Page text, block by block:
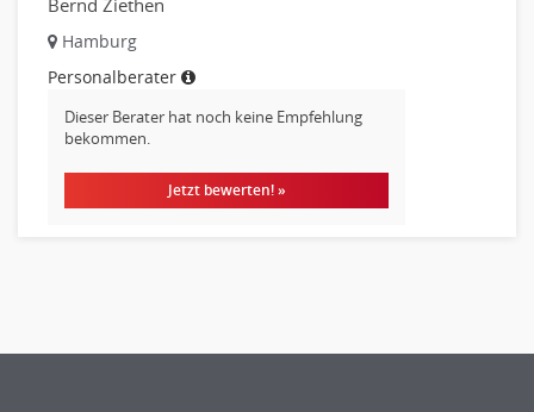
Disposition
Einkauf
Logistik
Fuhrparkmanagement
Lagerlogistik
Einkauf, Materialwirtschaft & Logistik Leitung, Teamleitung
Bernd Ziethen
Hamburg
Personalberater
Dieser Berater hat noch keine Empfehlung
bekommen.
Jetzt bewerten! »